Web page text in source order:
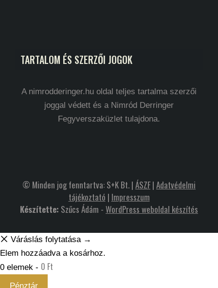
TARTALOM ÉS SZERZŐI JOGOK
A nimrodderinger.hu oldal teljes tartalma szerzői
joggal védett és a Nimród Derringer
Fegyverszaküzlet tulajdona.
© Minden jog fenntartva: S+K Bt. | ÁSZF| Adatvédelmi
tájékoztató | Impresszum
Készítette: Szűcs Ádám - WordPress weboldal készítés
Váráslás folytatása →
Elem hozzáadva a kosárhoz.
0 elemek - 0 Ft
Pénztár